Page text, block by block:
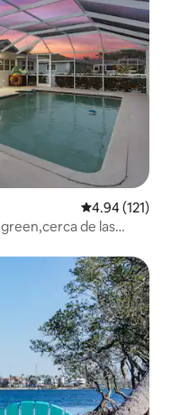
Calificación
4.94 (121)
de las